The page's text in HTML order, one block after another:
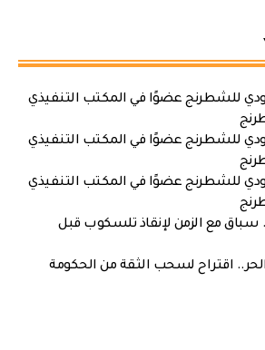
للشطرنج عضوًا في المكتب التنفيذي
للشطرنج عضوًا في المكتب التنفيذي
للشطرنج عضوًا في المكتب التنفيذي
سباق مع الزمن لإنقاذ تلسكوب قبل
اقتراح لسحب الثقة من الحكومة